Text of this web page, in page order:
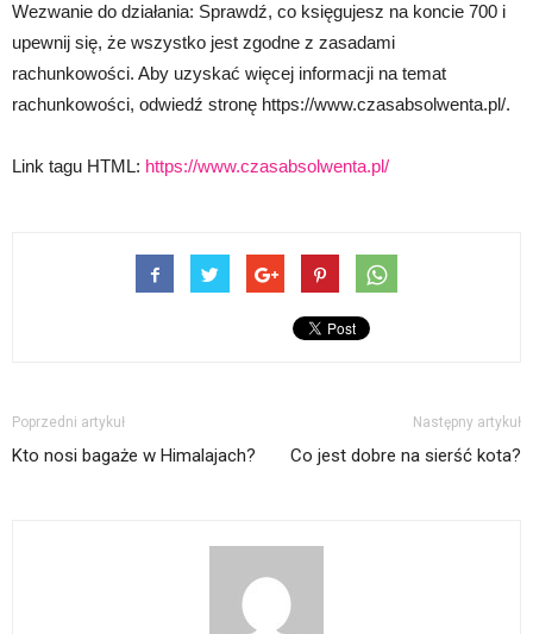
Wezwanie do działania: Sprawdź, co księgujesz na koncie 700 i
upewnij się, że wszystko jest zgodne z zasadami
rachunkowości. Aby uzyskać więcej informacji na temat
rachunkowości, odwiedź stronę https://www.czasabsolwenta.pl/.
Link tagu HTML: https://www.czasabsolwenta.pl/
Poprzedni artykuł
Kto nosi bagaże w Himalajach?
Następny artykuł
Co jest dobre na sierść kota?